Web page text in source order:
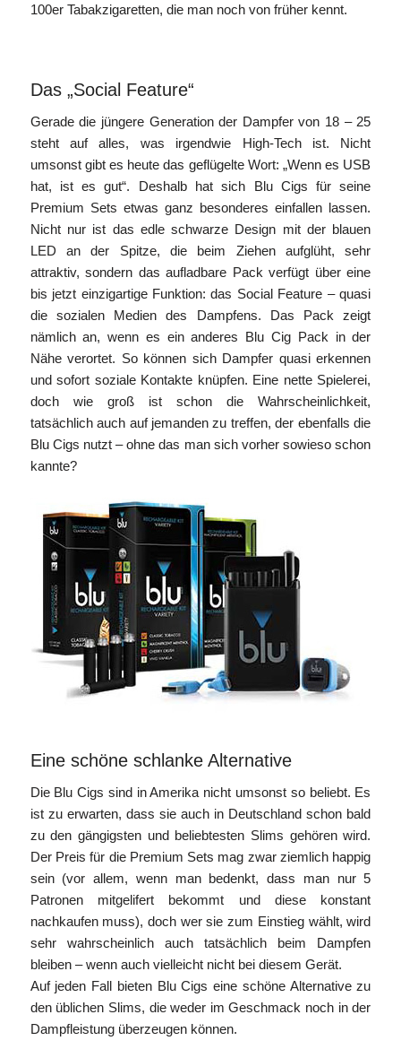
100er Tabakzigaretten, die man noch von früher kennt.
Das „Social Feature“
Gerade die jüngere Generation der Dampfer von 18 – 25
steht auf alles, was irgendwie High-Tech ist. Nicht
umsonst gibt es heute das geflügelte Wort: „Wenn es USB
hat, ist es gut“. Deshalb hat sich Blu Cigs für seine
Premium Sets etwas ganz besonderes einfallen lassen.
Nicht nur ist das edle schwarze Design mit der blauen
LED an der Spitze, die beim Ziehen aufglüht, sehr
attraktiv, sondern das aufladbare Pack verfügt über eine
bis jetzt einzigartige Funktion: das Social Feature – quasi
die sozialen Medien des Dampfens. Das Pack zeigt
nämlich an, wenn es ein anderes Blu Cig Pack in der
Nähe verortet. So können sich Dampfer quasi erkennen
und sofort soziale Kontakte knüpfen. Eine nette Spielerei,
doch wie groß ist schon die Wahrscheinlichkeit,
tatsächlich auch auf jemanden zu treffen, der ebenfalls die
Blu Cigs nutzt – ohne das man sich vorher sowieso schon
kannte?
Eine schöne schlanke Alternative
Die Blu Cigs sind in Amerika nicht umsonst so beliebt. Es
ist zu erwarten, dass sie auch in Deutschland schon bald
zu den gängigsten und beliebtesten Slims gehören wird.
Der Preis für die Premium Sets mag zwar ziemlich happig
sein (vor allem, wenn man bedenkt, dass man nur 5
Patronen mitgelifert bekommt und diese konstant
nachkaufen muss), doch wer sie zum Einstieg wählt, wird
sehr wahrscheinlich auch tatsächlich beim Dampfen
bleiben – wenn auch vielleicht nicht bei diesem Gerät.
Auf jeden Fall bieten Blu Cigs eine schöne Alternative zu
den üblichen Slims, die weder im Geschmack noch in der
Dampfleistung überzeugen können.